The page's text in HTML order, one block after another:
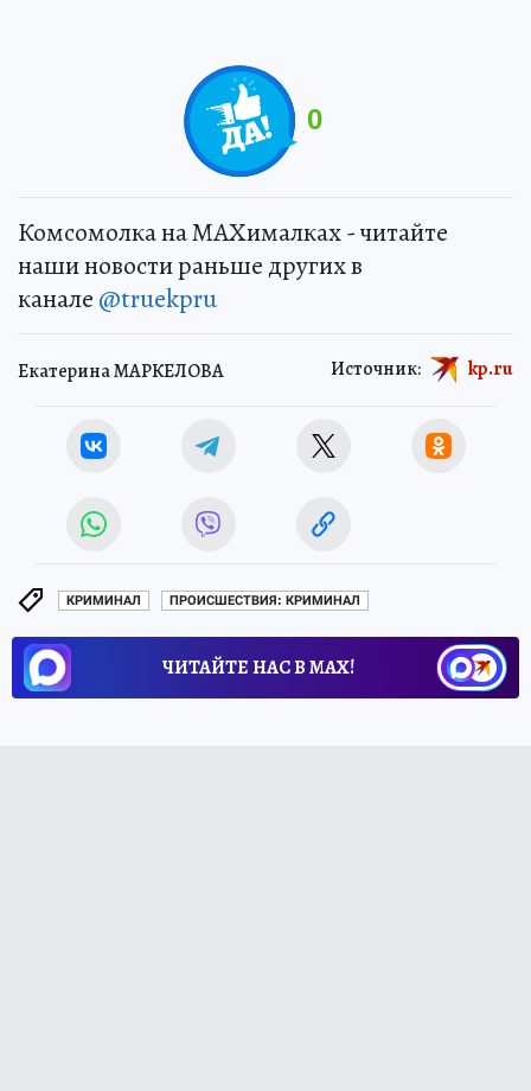
0
Комсомолка на MAXималках - читайте
наши новости раньше других в
канале @truekpru
Екатерина МАРКЕЛОВА Источник: kp.ru
КРИМИНАЛ ПРОИСШЕСТВИЯ: КРИМИНАЛ
ЧИТАЙТЕ НАС В МАХ!